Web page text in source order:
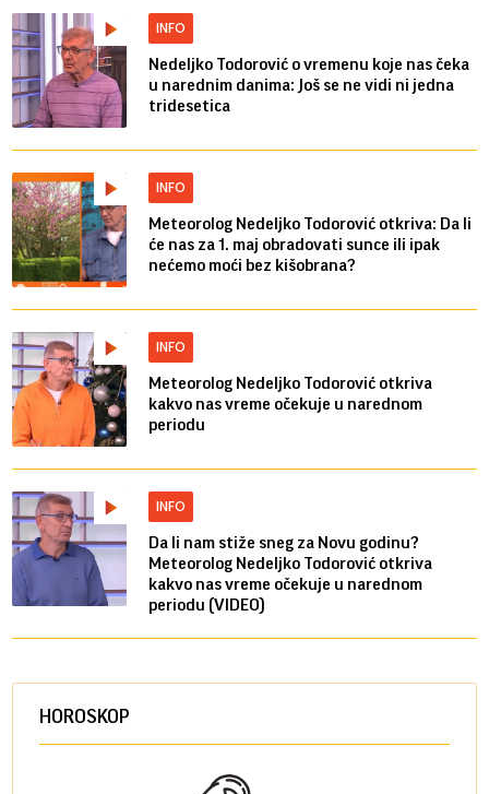
INFO
Nedeljko Todorović o vremenu koje nas čeka
u narednim danima: Još se ne vidi ni jedna
tridesetica
INFO
Meteorolog Nedeljko Todorović otkriva: Da li
će nas za 1. maj obradovati sunce ili ipak
nećemo moći bez kišobrana?
INFO
Meteorolog Nedeljko Todorović otkriva
kakvo nas vreme očekuje u narednom
periodu
INFO
Da li nam stiže sneg za Novu godinu?
Meteorolog Nedeljko Todorović otkriva
kakvo nas vreme očekuje u narednom
periodu (VIDEO)
HOROSKOP